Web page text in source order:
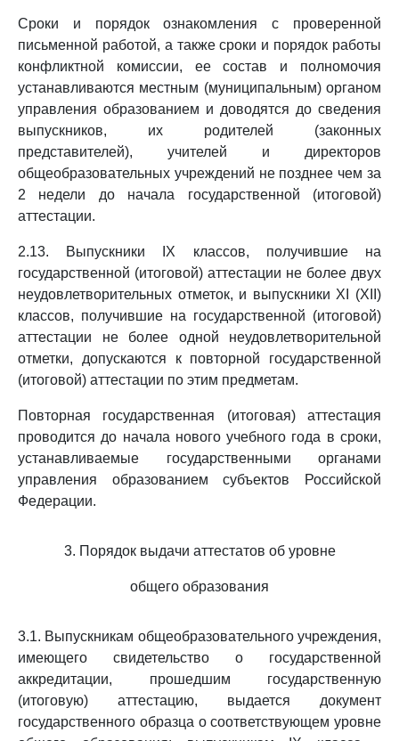
Сроки и порядок ознакомления с проверенной
письменной работой, а также сроки и порядок работы
конфликтной комиссии, ее состав и полномочия
устанавливаются местным (муниципальным) органом
управления образованием и доводятся до сведения
выпускников, их родителей (законных
представителей), учителей и директоров
общеобразовательных учреждений не позднее чем за
2 недели до начала государственной (итоговой)
аттестации.
2.13. Выпускники IX классов, получившие на
государственной (итоговой) аттестации не более двух
неудовлетворительных отметок, и выпускники XI (XII)
классов, получившие на государственной (итоговой)
аттестации не более одной неудовлетворительной
отметки, допускаются к повторной государственной
(итоговой) аттестации по этим предметам.
Повторная государственная (итоговая) аттестация
проводится до начала нового учебного года в сроки,
устанавливаемые государственными органами
управления образованием субъектов Российской
Федерации.
3. Порядок выдачи аттестатов об уровне
общего образования
3.1. Выпускникам общеобразовательного учреждения,
имеющего свидетельство о государственной
аккредитации, прошедшим государственную
(итоговую) аттестацию, выдается документ
государственного образца о соответствующем уровне